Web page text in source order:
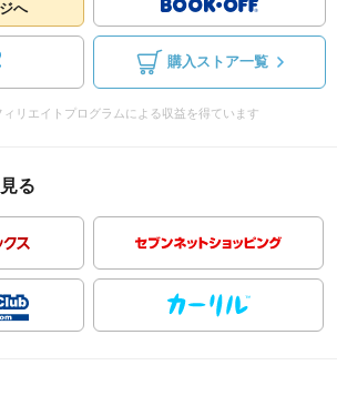
へ
購入ストア一覧
リエイトプログラムによる収益を得ています
る